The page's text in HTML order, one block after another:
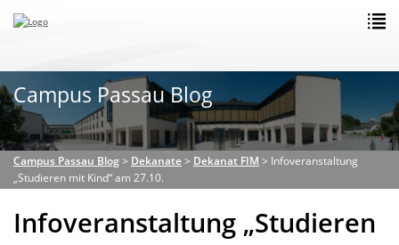
Campus Passau Blog
Campus Passau Blog> Dekanate> Dekanat FIM > Infoveranstaltung
„Studieren mit Kind“ am 27.10.
Infoveranstaltung „Studieren